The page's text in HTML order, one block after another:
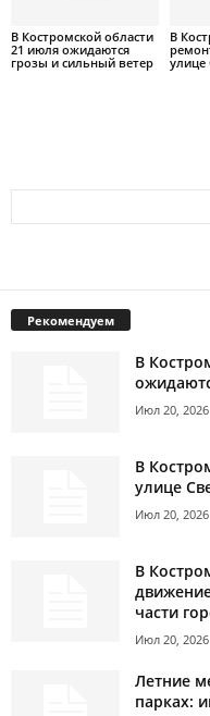
В Костромской области
21 июля ожидаются
грозы и сильный ветер
В
улице
Рекомендуем
В
Июл 20, 2026
В
улице
Июл 20, 2026
В
части
Июл 20, 2026
Летние
парках: